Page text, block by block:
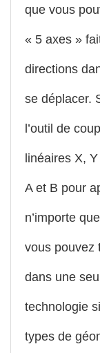
que vous
« 5 axes »
directions
se déplacer.
l’outil de
linéaires X,
A et B pour
n’importe
vous pouvez
dans une
technologie
types de